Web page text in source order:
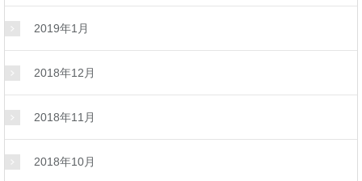
2019年1月
2018年12月
2018年11月
2018年10月